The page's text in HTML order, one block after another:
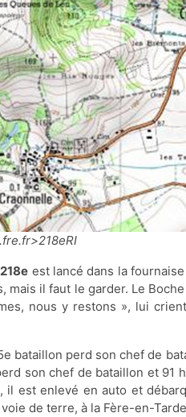
218e est lancé dans la
il faut le garder. Le
nous y restons », lui
bataillon perd son chef de
son chef de bataillon et 91
il est enlevé en auto et
de terre, à la Fère-en-